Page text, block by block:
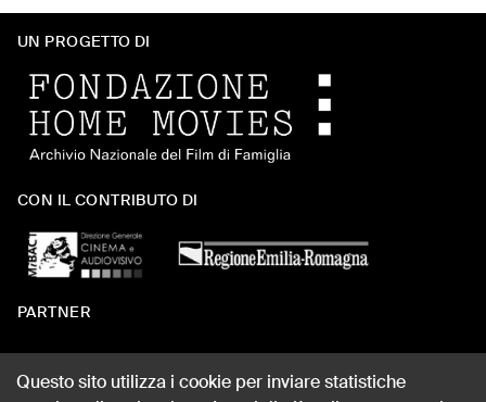
UN PROGETTO DI
CON IL CONTRIBUTO DI
PARTNER
Questo sito utilizza i cookie per inviare statistiche